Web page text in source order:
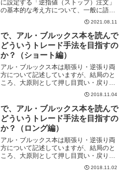
に設定する「逆指値（ストップ）注文」
の基本的な考え方について、一般に語ら
紹介します。逆指値注文（損切り位置の
確定）はトレードを行うかどうかを決め
る重要な要素のひとつです...
2021.08.11
で、アル・ブルックス本を読んで
どういうトレード手法を目指すの
か？（ショート編）
アル・ブルックス本は順張り・逆張り両
方について記述していますが、結局のと
ころ、大原則として押し目買い・戻り売
りを主体とした順張りのトレードが主体
といえます。押し目買いと戻り売り……
これらのワードはプライスアクションに
限らず、様々なトレード手...
2018.11.04
で、アル・ブルックス本を読んで
どういうトレード手法を目指すの
か？（ロング編）
アル・ブルックス本は順張り・逆張り両
方について記述していますが、結局のと
ころ、大原則として押し目買い・戻り売
りを主体とした順張りのトレードが主体
といえます。押し目買いと戻り売り……
2018.11.02